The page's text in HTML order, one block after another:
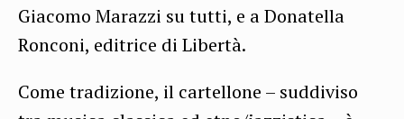
Giacomo Marazzi su tutti, e a Donatella
Ronconi, editrice di Libertà.
Come tradizione, il cartellone – suddiviso